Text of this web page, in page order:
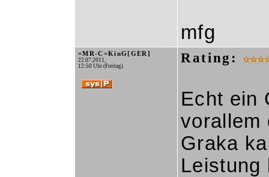
mfg
=MR-C=KinG[GER]
22.07.2011,
12:50 Uhr (Freitag)
Rating:
Echt ein
vorallem
Graka
Leistung